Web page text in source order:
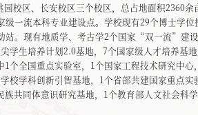
校区、长安校区三个校区，总占地面积2360
级一流本科专业建设点。学校现有29个博士学
站。现有地质学、考古学2个国家“双一流”建
学生培养计划2.0基地，7个国家级人才培养基
1个全国重点实验室，1个国家工程技术研究中
校学科创新引智基地，1个省部共建国家重点
族共同体意识研究基地，1个教育部人文社会